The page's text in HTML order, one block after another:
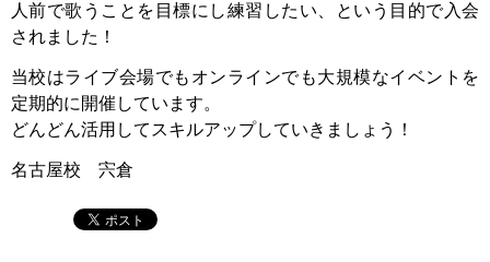
人前で歌うことを目標にし練習したい、という目的で入会
されました！
当校はライブ会場でもオンラインでも大規模なイベントを
定期的に開催しています。
どんどん活用してスキルアップしていきましょう！
名古屋校 宍倉